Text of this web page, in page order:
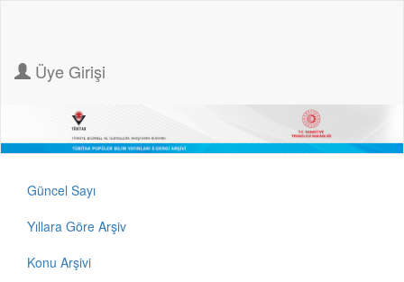
Üye Girişi
Güncel Sayı
Yıllara Göre Arşiv
Konu Arşivi